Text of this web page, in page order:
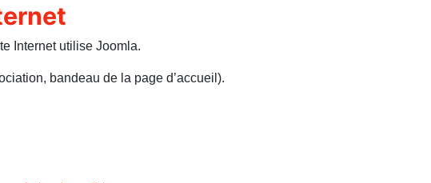
Internet utilise Joomla.
bandeau de la page d’accueil).